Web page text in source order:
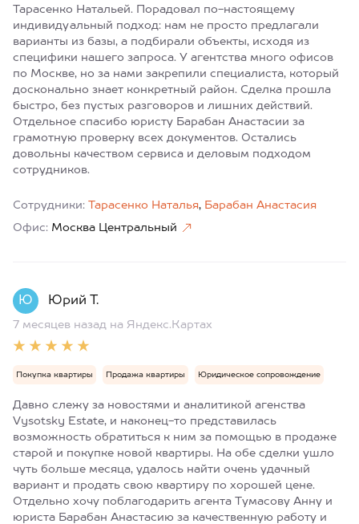
Тарасенко Натальей. Порадовал по-настоящему
индивидуальный подход: нам не просто предлагали
варианты из базы, а подбирали объекты, исходя из
специфики нашего запроса. У агентства много офисов
по Москве, но за нами закрепили специалиста, который
досконально знает конкретный район. Сделка прошла
быстро, без пустых разговоров и лишних действий.
Отдельное спасибо юристу Барабан Анастасии за
грамотную проверку всех документов. Остались
довольны качеством сервиса и деловым подходом
сотрудников.
Сотрудники: Тарасенко Наталья, Барабан Анастасия
Офис: Москва Центральный
Ю Юрий Т.
7 месяцев назад на Яндекс.Картах
Покупка квартиры Продажа квартиры Юридическое сопровождение
Давно слежу за новостями и аналитикой агенства
Vysotsky Estate, и наконец-то представилась
возможность обратиться к ним за помощью в продаже
старой и покупке новой квартиры. На обе сделки ушло
чуть больше месяца, удалось найти очень удачный
вариант и продать свою квартиру по хорошей цене.
Отдельно хочу поблагодарить агента Тумасову Анну и
юриста Барабан Анастасию за качественную работу и